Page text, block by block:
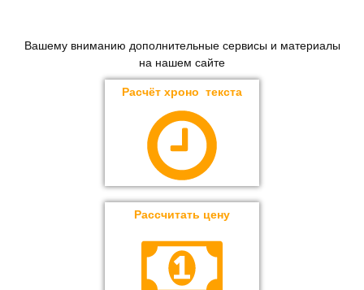
Вашему вниманию дополнительные сервисы и материалы
на нашем сайте
Расчёт хроно текста
Рассчитать цену